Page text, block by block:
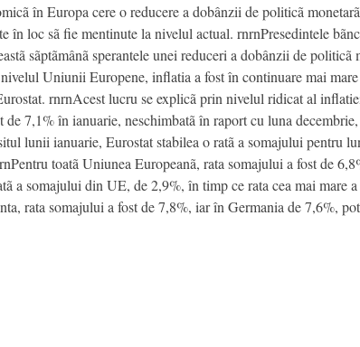
în Europa cere o reducere a dobânzii de politicã
în loc sã fie mentinute la nivelul actual. rnrnPresedintele
sãptãmânã sperantele unei reduceri a dobânzii de
Uniunii Europene, inflatia a fost în continuare mai
rnrnAcest lucru se explicã prin nivelul ridicat al
7,1% în ianuarie, neschimbatã în raport cu luna
lunii ianuarie, Eurostat stabilea o ratã a somajului pentru
toatã Uniunea Europeanã, rata somajului a fost de
a somajului din UE, de 2,9%, în timp ce rata cea mai mare
rata somajului a fost de 7,8%, iar în Germania de 7,6%,